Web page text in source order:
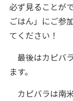
必ず見ることが
ごはん」にご参
てください！
最後はカピバ
ます。
カピバラは南